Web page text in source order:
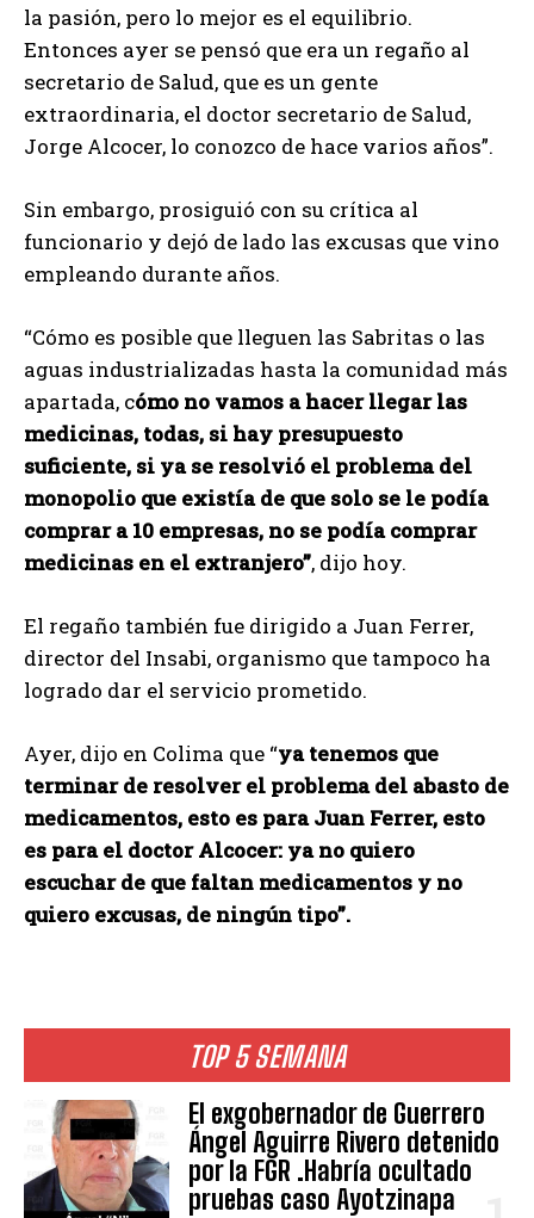
TOP 5 SEMANA
El exgobernador de Guerrero
Ángel Aguirre Rivero detenido
por la FGR .Habría ocultado
pruebas caso Ayotzinapa
la pasión, pero lo mejor es el equilibrio.
Entonces ayer se pensó que era un regaño al
secretario de Salud, que es un gente
extraordinaria, el doctor secretario de Salud,
Jorge Alcocer, lo conozco de hace varios años”.
Sin embargo, prosiguió con su crítica al
funcionario y dejó de lado las excusas que vino
empleando durante años.
“Cómo es posible que lleguen las Sabritas o las
aguas industrializadas hasta la comunidad más
apartada, cómo no vamos a hacer llegar las
medicinas, todas, si hay presupuesto
suficiente, si ya se resolvió el problema del
monopolio que existía de que solo se le podía
comprar a 10 empresas, no se podía comprar
medicinas en el extranjero”, dijo hoy.
El regaño también fue dirigido a Juan Ferrer,
director del Insabi, organismo que tampoco ha
logrado dar el servicio prometido.
Ayer, dijo en Colima que “ya tenemos que
terminar de resolver el problema del abasto de
medicamentos, esto es para Juan Ferrer, esto
es para el doctor Alcocer: ya no quiero
escuchar de que faltan medicamentos y no
quiero excusas, de ningún tipo”.